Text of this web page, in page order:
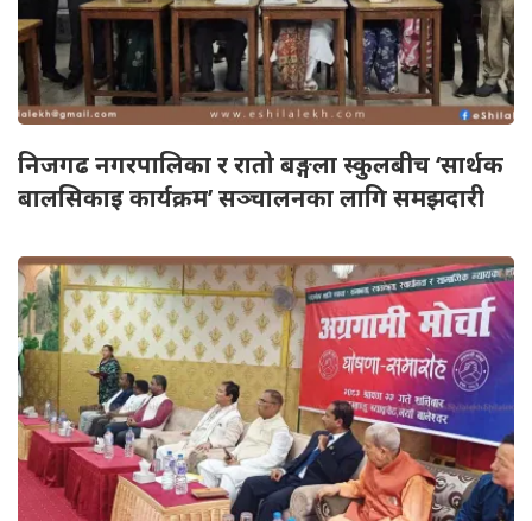
निजगढ नगरपालिका र रातो बङ्गला स्कुलबीच ‘सार्थक
बालसिकाइ कार्यक्रम’ सञ्चालनका लागि समझदारी